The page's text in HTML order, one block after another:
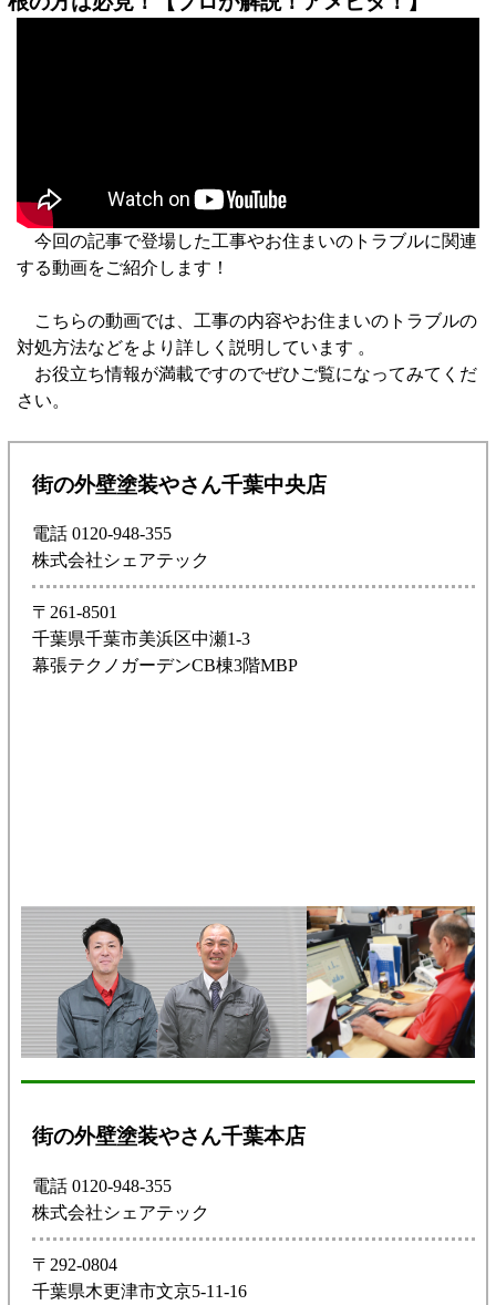
今回の記事で登場した工事やお住まいのトラブルに関連
する動画をご紹介します！
こちらの動画では、工事の内容やお住まいのトラブルの
対処方法などをより詳しく説明しています 。
お役立ち情報が満載ですのでぜひご覧になってみてくだ
さい。
街の外壁塗装やさん千葉中央店
電話 0120-948-355
株式会社シェアテック
〒261-8501
千葉県千葉市美浜区中瀬1-3
幕張テクノガーデンCB棟3階MBP
街の外壁塗装やさん千葉本店
電話 0120-948-355
株式会社シェアテック
〒292-0804
千葉県木更津市文京5-11-16